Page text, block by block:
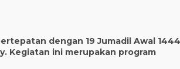
dengan 19 Jumadil Awal 1444
Kegiatan ini merupakan program